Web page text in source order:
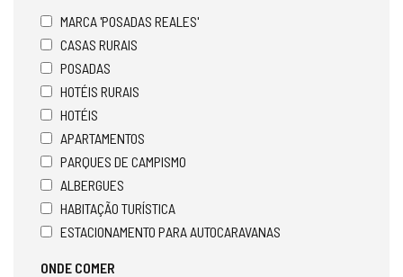
MARCA 'POSADAS REALES'
CASAS RURAIS
POSADAS
HOTÉIS RURAIS
HOTÉIS
APARTAMENTOS
PARQUES DE CAMPISMO
ALBERGUES
HABITAÇÃO TURÍSTICA
ESTACIONAMENTO PARA AUTOCARAVANAS
ONDE COMER